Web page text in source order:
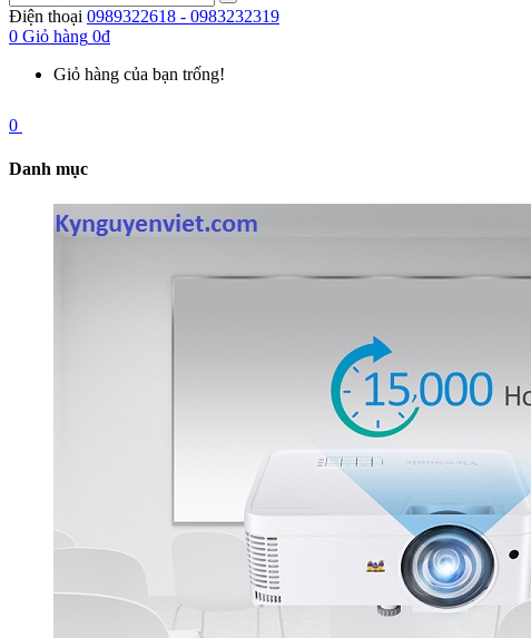
Điện thoại 0989322618 - 0983232319
0 Giỏ hàng 0đ
Giỏ hàng của bạn trống!
0
Danh mục